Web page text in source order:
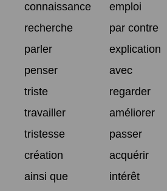
connaissance
emploi
recherche
par contre
parler
explication
penser
avec
triste
regarder
travailler
améliorer
tristesse
passer
création
acquérir
ainsi que
intérêt